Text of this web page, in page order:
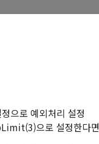
으로 예외처리 설정
으로 설정한다면